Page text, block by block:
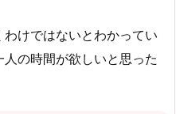
けではないとわかってい
の時間が欲しいと思った